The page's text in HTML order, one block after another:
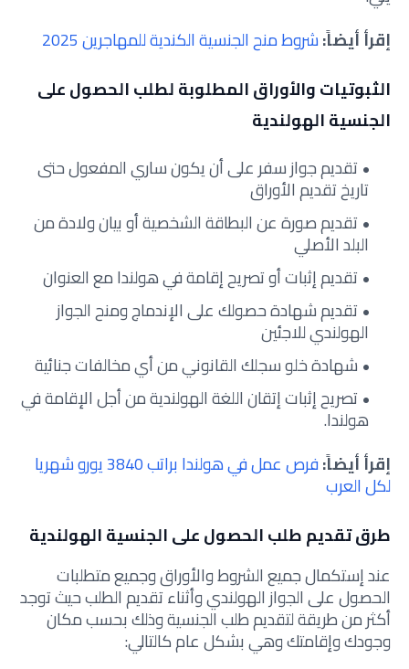
إقرأ أيضاً:شروط منح الجنسية الكندية للمهاجرين 2025
الثبوتيات والأوراق المطلوبة لطلب الحصول على
الجنسية الهولندية
تقديم جواز سفر على أن يكون ساري المفعول حتى
تاريخ تقديم الأوراق
تقديم صورة عن البطاقة الشخصية أو بيان ولادة من
البلد الأصلي
تقديم إثبات أو تصريح إقامة في هولندا مع العنوان
تقديم شهادة حصولك على الإندماج ومنح الجواز
الهولندي للاجئين
شهادة خلو سجلك القانوني من أي مخالفات جنائية
تصريح إثبات إتقان اللغة الهولندية من أجل الإقامة في
هولندا.
إقرأ أيضاً:
فرص عمل في هولندا براتب 3840 يورو شهريا
لكل العرب
طرق تقديم طلب الحصول على الجنسية الهولندية
عند إستكمال جميع الشروط والأوراق وجميع متطلبات
الحصول على الجواز الهولندي وأثناء تقديم الطلب حيث توجد
أكثر من طريقة لتقديم طلب الجنسية وذلك بحسب مكان
وجودك وإقامتك وهي بشكل عام كالتالي: